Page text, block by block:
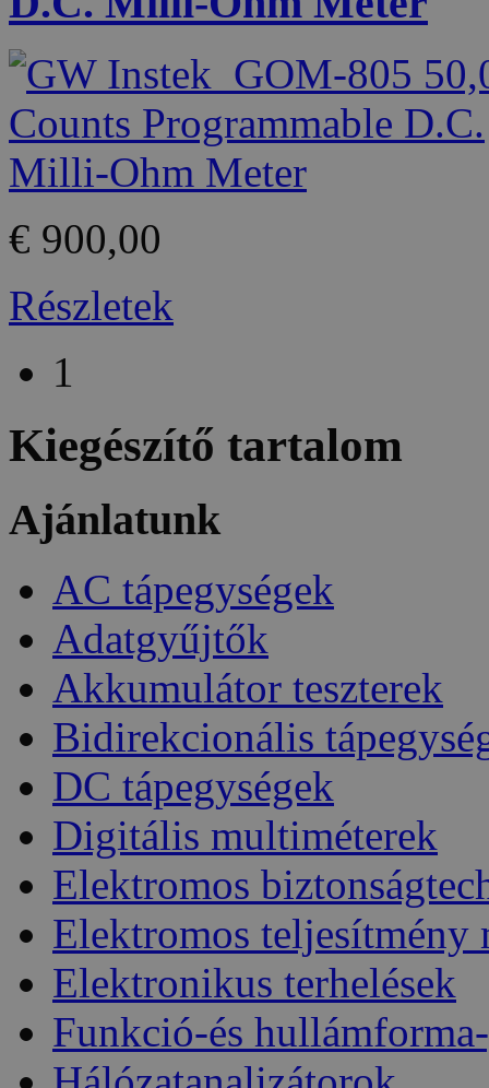
€ 900,00
Részletek
1
Kiegészítő tartalom
Ajánlatunk
AC tápegységek
Adatgyűjtők
Akkumulátor teszterek
Bidirekcionális
DC tápegységek
Digitális multiméterek
Elektromos
Elektromos teljesítmény
Elektronikus terhelések
Funkció-és